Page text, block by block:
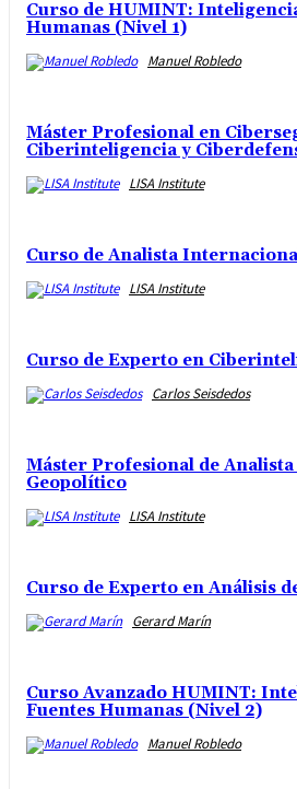
Curso de HUMINT:
Humanas (Nivel 1)
Manuel Robledo
Máster Profesional en
Ciberinteligencia y
LISA Institute
Curso de Analista
LISA Institute
Curso de Experto en
Carlos Seisdedos
Máster Profesional de
Geopolítico
LISA Institute
Curso de Experto en Análisis
Gerard Marín
Curso Avanzado HUMINT:
Fuentes Humanas (Nivel 2)
Manuel Robledo